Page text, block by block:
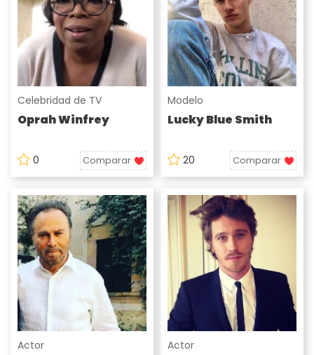
Celebridad de TV
Oprah Winfrey
0 Comparar
Modelo
Lucky Blue Smith
20 Comparar
Actor Actor